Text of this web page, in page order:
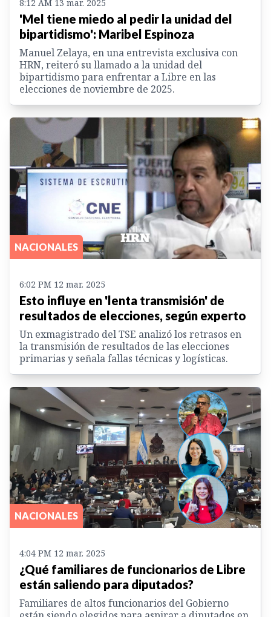
8:12 AM 13 mar. 2025
'Mel tiene miedo al pedir la unidad del
bipartidismo': Maribel Espinoza
Manuel Zelaya, en una entrevista exclusiva con
HRN, reiteró su llamado a la unidad del
bipartidismo para enfrentar a Libre en las
elecciones de noviembre de 2025.
NACIONALES
6:02 PM 12 mar. 2025
Esto influye en 'lenta transmisión' de
resultados de elecciones, según experto
Un exmagistrado del TSE analizó los retrasos en
la transmisión de resultados de las elecciones
primarias y señala fallas técnicas y logísticas.
NACIONALES
4:04 PM 12 mar. 2025
¿Qué familiares de funcionarios de Libre
están saliendo para diputados?
Familiares de altos funcionarios del Gobierno